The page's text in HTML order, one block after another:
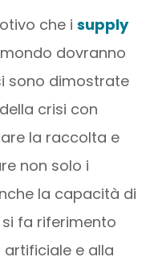
che i supply
dovranno
sono dimostrate
crisi con
la raccolta e
non solo i
la capacità di
si fa riferimento
artificiale e alla